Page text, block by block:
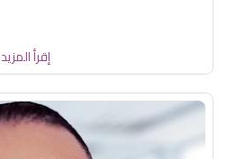
إقرأ المزيد